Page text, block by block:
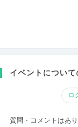
イベントについ
ロ
質問・コメントはあり